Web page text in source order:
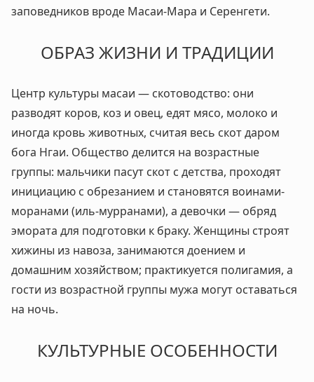
заповедников вроде Масаи-Мара и Серенгети.
ОБРАЗ ЖИЗНИ И ТРАДИЦИИ
Центр культуры масаи — скотоводство: они
разводят коров, коз и овец, едят мясо, молоко и
иногда кровь животных, считая весь скот даром
бога Нгаи. Общество делится на возрастные
группы: мальчики пасут скот с детства, проходят
инициацию с обрезанием и становятся воинами-
моранами (иль-мурранами), а девочки — обряд
эмората для подготовки к браку. Женщины строят
хижины из навоза, занимаются доением и
домашним хозяйством; практикуется полигамия, а
гости из возрастной группы мужа могут оставаться
на ночь.
КУЛЬТУРНЫЕ ОСОБЕННОСТИ